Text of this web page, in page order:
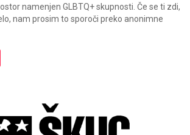
namenjen GLBTQ+ skupnosti. Če se ti zdi,
nam prosim to sporoči preko anonimne